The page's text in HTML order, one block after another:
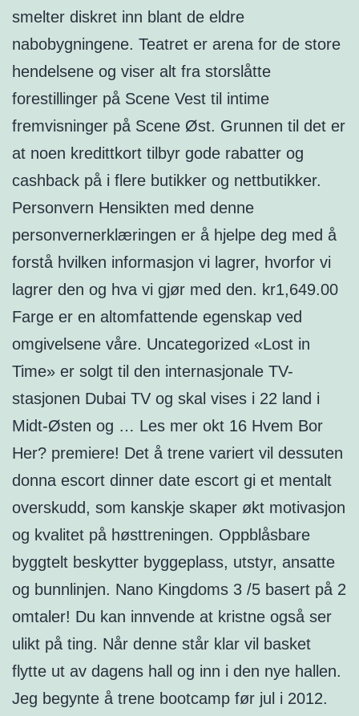
smelter diskret inn blant de eldre
nabobygningene. Teatret er arena for de store
hendelsene og viser alt fra storslåtte
forestillinger på Scene Vest til intime
fremvisninger på Scene Øst. Grunnen til det er
at noen kredittkort tilbyr gode rabatter og
cashback på i flere butikker og nettbutikker.
Personvern Hensikten med denne
personvernerklæringen er å hjelpe deg med å
forstå hvilken informasjon vi lagrer, hvorfor vi
lagrer den og hva vi gjør med den. kr1,649.00
Farge er en altomfattende egenskap ved
omgivelsene våre. Uncategorized «Lost in
Time» er solgt til den internasjonale TV-
stasjonen Dubai TV og skal vises i 22 land i
Midt-Østen og … Les mer okt 16 Hvem Bor
Her? premiere! Det å trene variert vil dessuten
donna escort dinner date escort gi et mentalt
overskudd, som kanskje skaper økt motivasjon
og kvalitet på høsttreningen. Oppblåsbare
byggtelt beskytter byggeplass, utstyr, ansatte
og bunnlinjen. Nano Kingdoms 3 /5 basert på 2
omtaler! Du kan innvende at kristne også ser
ulikt på ting. Når denne står klar vil basket
flytte ut av dagens hall og inn i den nye hallen.
Jeg begynte å trene bootcamp før jul i 2012.